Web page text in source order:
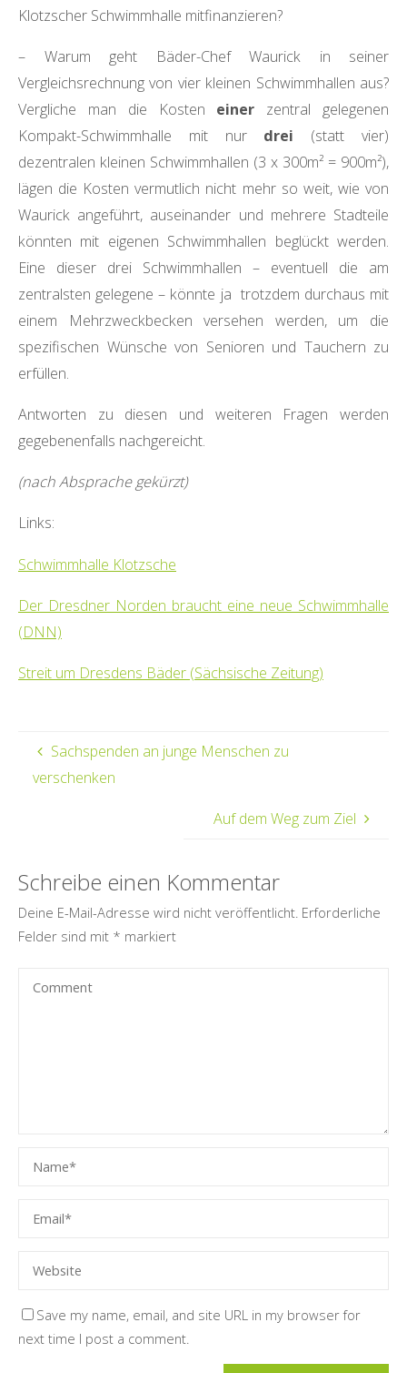
Klotzscher Schwimmhalle mitfinanzieren?
– Warum geht Bäder-Chef Waurick in seiner
Vergleichsrechnung von vier kleinen Schwimmhallen aus?
Vergliche man die Kosten einer zentral gelegenen
Kompakt-Schwimmhalle mit nur drei (statt vier)
dezentralen kleinen Schwimmhallen (3 x 300m² = 900m²),
lägen die Kosten vermutlich nicht mehr so weit, wie von
Waurick angeführt, auseinander und mehrere Stadteile
könnten mit eigenen Schwimmhallen beglückt werden.
Eine dieser drei Schwimmhallen – eventuell die am
zentralsten gelegene – könnte ja trotzdem durchaus mit
einem Mehrzweckbecken versehen werden, um die
spezifischen Wünsche von Senioren und Tauchern zu
erfüllen.
Antworten zu diesen und weiteren Fragen werden
gegebenenfalls nachgereicht.
(nach Absprache gekürzt)
Links:
Schwimmhalle Klotzsche
Der Dresdner Norden braucht eine neue Schwimmhalle
(DNN)
Streit um Dresdens Bäder (Sächsische Zeitung)
Sachspenden an junge Menschen zu
verschenken
Auf dem Weg zum Ziel
Schreibe einen Kommentar
Deine E-Mail-Adresse wird nicht veröffentlicht. Erforderliche
Felder sind mit * markiert
Save my name, email, and site URL in my browser for
next time I post a comment.